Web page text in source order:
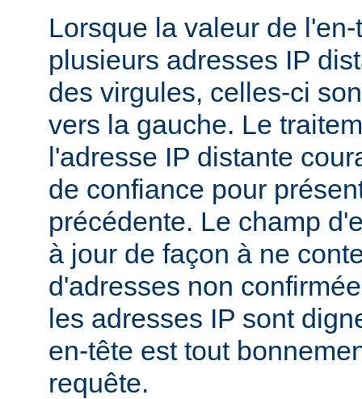
Lorsque la valeur de
plusieurs adresses IP
des virgules, celles-ci
vers la gauche. Le
l'adresse IP distante
de confiance pour
précédente. Le champ
à jour de façon à ne
d'adresses non
les adresses IP sont
en-tête est tout
requête.